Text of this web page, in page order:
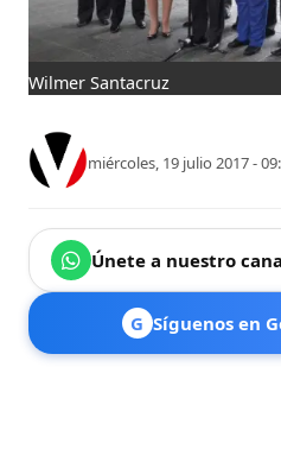
Wilmer Santacruz
miércoles, 19 julio 2017 -
Únete a nuestro
G Síguenos en